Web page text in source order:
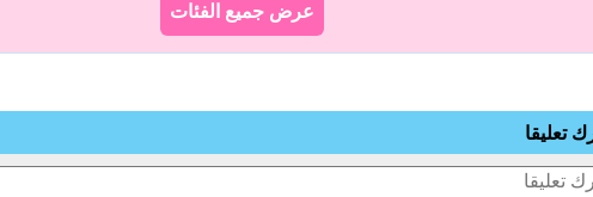
عرض جميع الفئات
تعليقا